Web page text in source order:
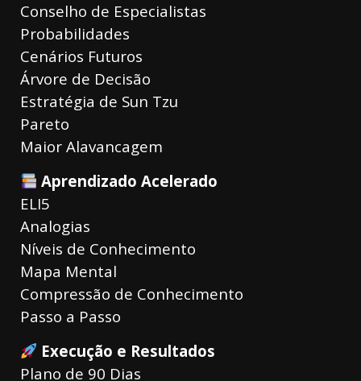
Conselho de Especialistas
Probabilidades
Cenários Futuros
Árvore de Decisão
Estratégia de Sun Tzu
Pareto
Maior Alavancagem
Aprendizado Acelerado
ELI5
Analogias
Níveis de Conhecimento
Mapa Mental
Compressão de Conhecimento
Passo a Passo
Execução e Resultados
Plano de 90 Dias